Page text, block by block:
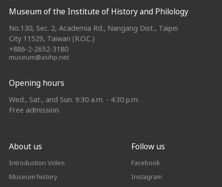
Museum of the Institute of History and Philology
No.130, Sec. 2, Academia Rd., Nangang Dist., Taipei
City 11529, Taiwan (R.O.C.)
+886-2-2652-3180
museum@asihp.net
Opening hours
Wed., Sat., and Sun. 9:30 a.m. - 4:30 p.m.
Free admission.
About us
Introduction Video
Museum history
Follow us
Facebook
Instagram